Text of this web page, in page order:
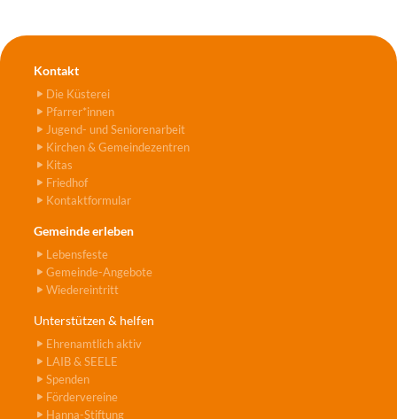
Kontakt
Die Küsterei
Pfarrer*innen
Jugend- und Seniorenarbeit
Kirchen & Gemeindezentren
Kitas
Friedhof
Kontaktformular
Gemeinde erleben
Lebensfeste
Gemeinde-Angebote
Wiedereintritt
Unterstützen & helfen
Ehrenamtlich aktiv
LAIB & SEELE
Spenden
Fördervereine
Hanna-Stiftung